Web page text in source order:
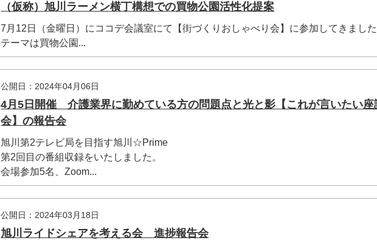
（仮称）旭川ラーメン横丁構想での買物公園活性化提案
7月12日（金曜日）にココデ会議室にて【街づくりおしゃべり会】に参加してきまし
テーマは買物公園...
公開日：2024年04月06日
4月5日開催 介護業界に勤めている方の問題点と光と影【これが言いたい座
会】の報告会
旭川第2テレビ局を目指す旭川☆Prime
第2回目の番組収録をいたしました。
会場参加5名、Zoom...
公開日：2024年03月18日
旭川ライドシェアを考える会 進捗報告会